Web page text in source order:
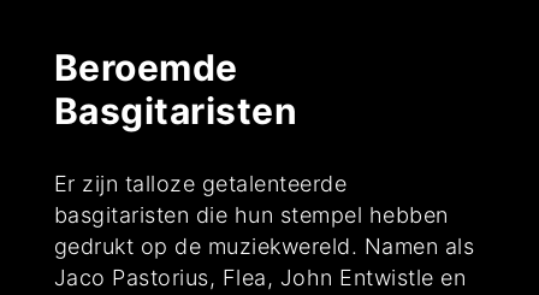
Beroemde
Basgitaristen
Er zijn talloze getalenteerde
basgitaristen die hun stempel hebben
gedrukt op de muziekwereld. Namen als
Jaco Pastorius, Flea, John Entwistle en